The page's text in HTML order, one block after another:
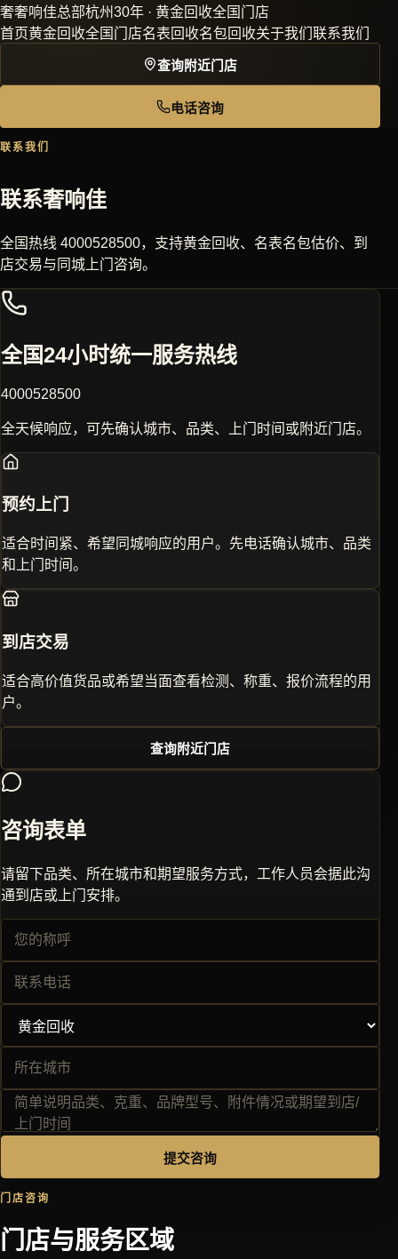
奢奢响佳总部杭州30年 · 黄金回收全国门店
首页黄金回收全国门店名表回收名包回收关于我们 联系我们
查询附近门店
电话咨询
联系我们
联系奢响佳
全国热线 4000528500，支持黄金回收、名表名包估价、到
店交易与同城上门咨询。
全国24小时统一服务热线
4000528500
全天候响应，可先确认城市、品类、上门时间或附近门店。
预约上门
适合时间紧、希望同城响应的用户。先电话确认城市、品类
和上门时间。
到店交易
适合高价值货品或希望当面查看检测、称重、报价流程的用
户。
查询附近门店
咨询表单
请留下品类、所在城市和期望服务方式，工作人员会据此沟
通到店或上门安排。
提交咨询
门店咨询
门店与服务区域